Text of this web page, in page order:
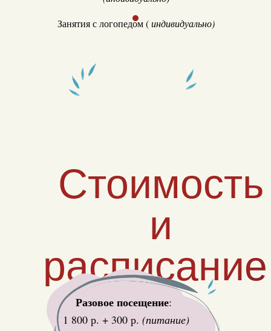
Занятия с логопедом (индивидуально)
Стоимость
и
1 800 р. + 300 р. (питание)
Разовое посещение: